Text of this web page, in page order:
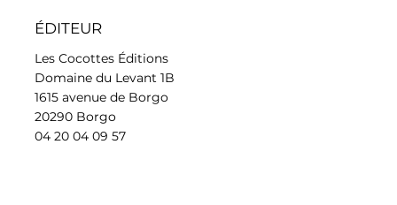
ÉDITEUR
Les Cocottes Éditions
Domaine du Levant 1B
1615 avenue de Borgo
20290 Borgo
04 20 04 09 57